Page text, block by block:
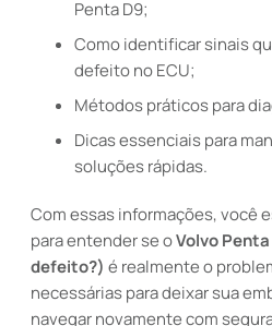
Penta D9;
Como identificar sinais
defeito no ECU;
Métodos práticos para
Dicas essenciais para
soluções rápidas.
Com essas informações, você
para entender se oVolvo
defeito?) é realmente o
necessárias para deixar sua
navegar novamente com